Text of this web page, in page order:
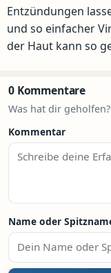
Entzündungen
und so einfacher
der Haut kann so
0 Kommentare
Was hat dir
Kommentar
Name oder